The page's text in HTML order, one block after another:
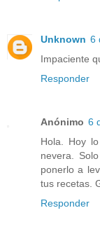
Unknown 6
Impaciente
Responder
Anónimo 6
Hola. Hoy
nevera.
ponerlo a
tus recetas.
Responder